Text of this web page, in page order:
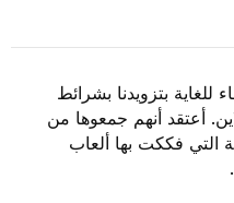
بتزويدنا بشرائط
أعتقد أنهم جمعوها من
التي فككت بها ألعاب